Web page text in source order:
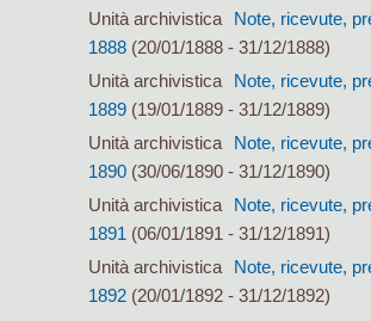
Unità archivistica
Note, ricevute,
1888 (20/01/1888 - 31/12/1888)
Unità archivistica
Note, ricevute,
1889 (19/01/1889 - 31/12/1889)
Unità archivistica
Note, ricevute,
1890 (30/06/1890 - 31/12/1890)
Unità archivistica
Note, ricevute,
1891 (06/01/1891 - 31/12/1891)
Unità archivistica
Note, ricevute,
1892 (20/01/1892 - 31/12/1892)